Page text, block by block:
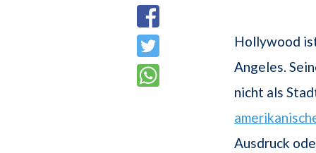
Hollywood
Angeles.
nicht als
Ausdruck